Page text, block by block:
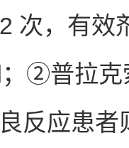
次，有效
②普拉克
良反应患